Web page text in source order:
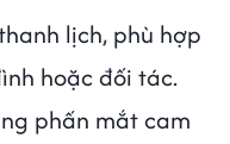
lịch, phù hợp
hoặc đối tác.
phấn mắt cam